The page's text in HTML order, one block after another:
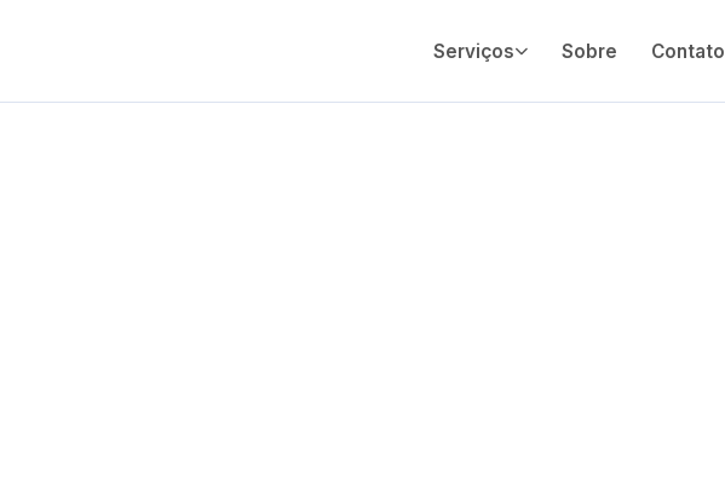
Serviços Sobre Contato